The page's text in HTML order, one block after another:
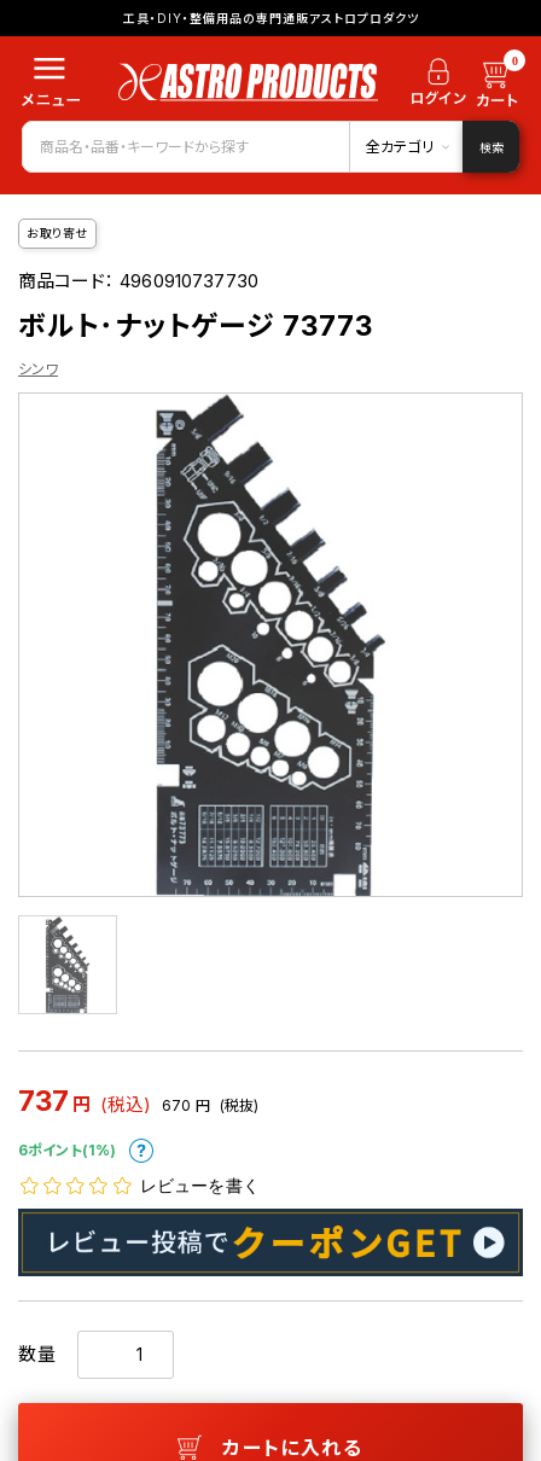
工具・DIY・整備用品の専門通販アストロプロダクツ
0
全カテゴリ 検索
お取り寄せ
商品コード：4960910737730
ボルト･ナットゲージ 73773
シンワ
737 円 (税込) 670 円 (税抜)
6ポイント(1%)
レビューを書く
数量
カートに入れる